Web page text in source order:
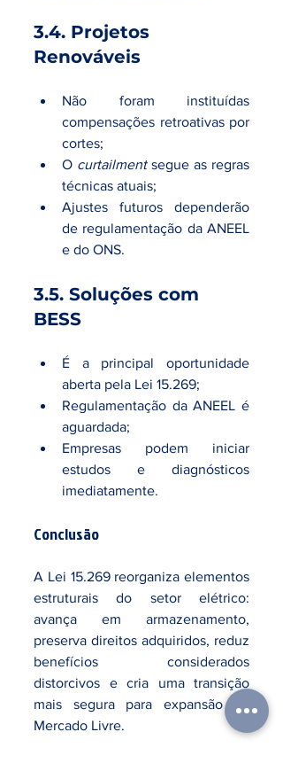
3.4. Projetos
Renováveis
Não foram instituídas
compensações retroativas por
cortes;
O curtailment segue as regras
técnicas atuais;
Ajustes futuros dependerão
de regulamentação da ANEEL
e do ONS.
3.5. Soluções com
BESS
É a principal oportunidade
aberta pela Lei 15.269;
Regulamentação da ANEEL é
aguardada;
Empresas podem iniciar
estudos e diagnósticos
imediatamente.
Conclusão
A Lei 15.269 reorganiza elementos
estruturais do setor elétrico:
avança em armazenamento,
preserva direitos adquiridos, reduz
benefícios considerados
distorcivos e cria uma transição
mais segura para expansão do
Mercado Livre.